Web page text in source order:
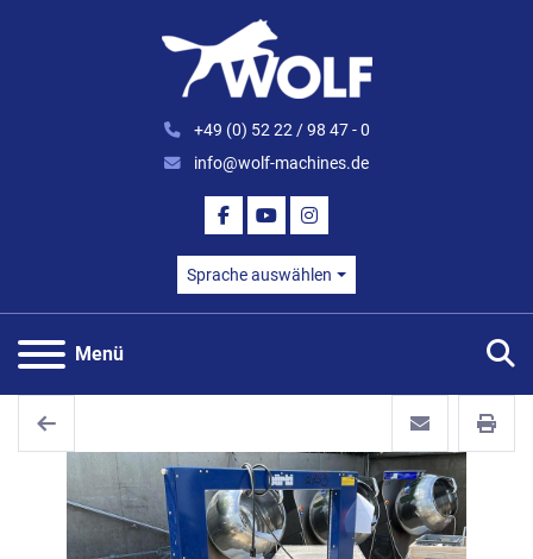
+49 (0) 52 22 / 98 47 - 0
info@wolf-machines.de
FACEBOOK
YOUTUBEINSTAGRAM
Sprache auswählen
Menü